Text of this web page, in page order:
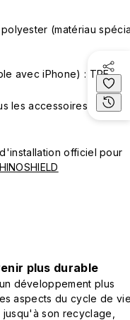
(matériau
avec iPhone) : TPE
les accessoires
officiel pour
plus durable
développement plus
aspects du cycle de
son recyclage,